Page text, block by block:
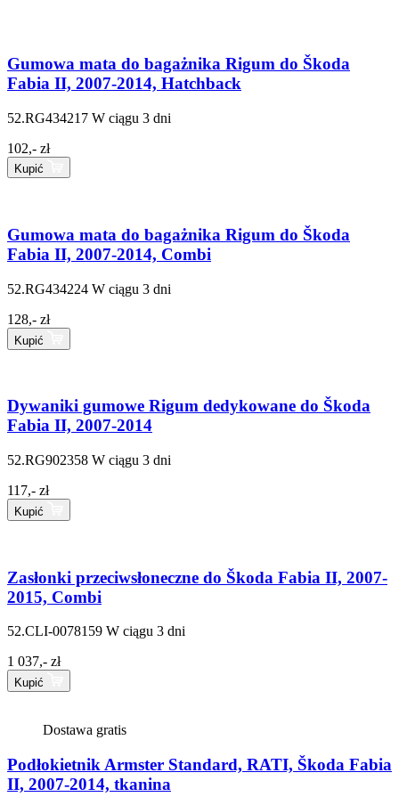
Gumowa mata do bagażnika Rigum do Škoda
Fabia II, 2007-2014, Hatchback
52.RG434217 W ciągu 3 dni
102,- zł
Kupić
Gumowa mata do bagażnika Rigum do Škoda
Fabia II, 2007-2014, Combi
52.RG434224 W ciągu 3 dni
128,- zł
Kupić
Dywaniki gumowe Rigum dedykowane do Škoda
Fabia II, 2007-2014
52.RG902358 W ciągu 3 dni
117,- zł
Kupić
Zasłonki przeciwsłoneczne do Škoda Fabia II, 2007-
2015, Combi
52.CLI-0078159 W ciągu 3 dni
1 037,- zł
Kupić
Dostawa gratis
Podłokietnik Armster Standard, RATI, Škoda Fabia
II, 2007-2014, tkanina